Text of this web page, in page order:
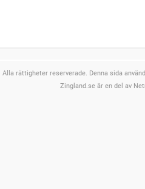
rättigheter reserverade. Denna sida
Zingland.se är en del av